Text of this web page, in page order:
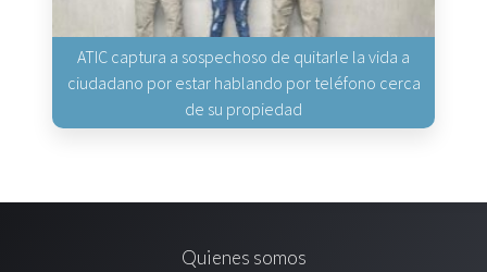
ATIC captura a sospechoso de quitarle la vida a
ciudadano por estar hablando por teléfono cerca
de su propiedad
Quienes somos